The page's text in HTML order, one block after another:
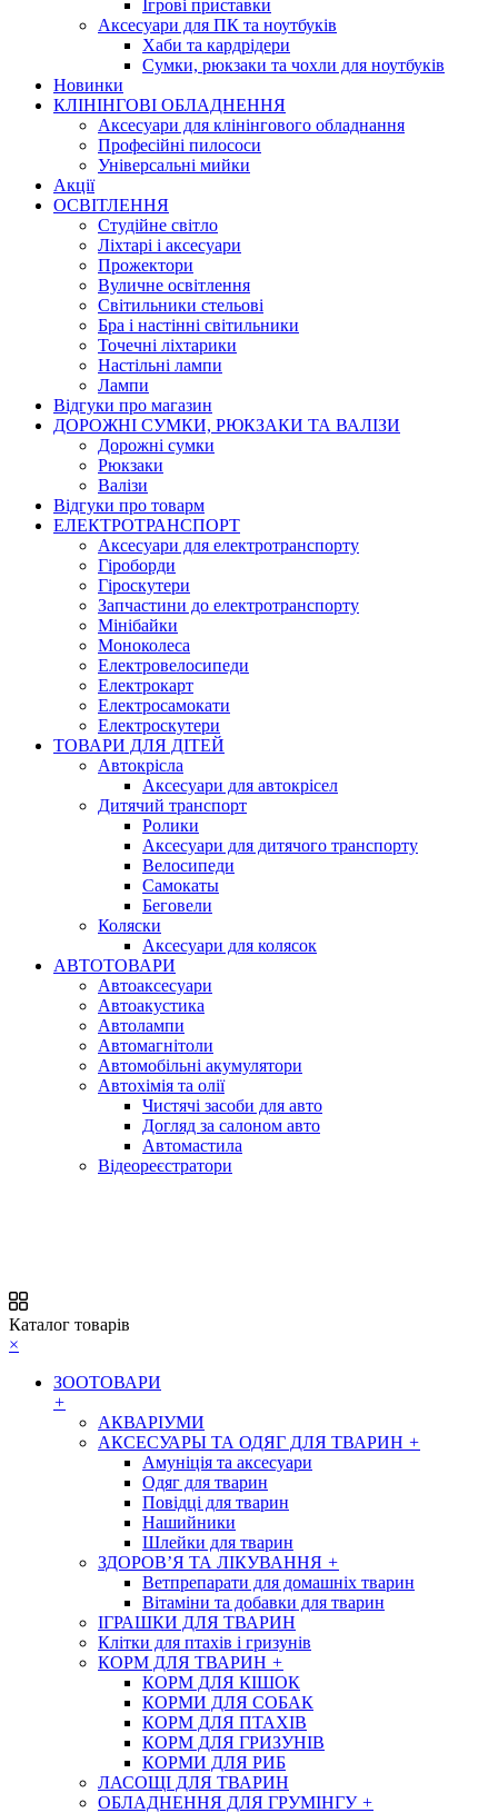
Ігрові приставки
Аксесуари для ПК та ноутбуків
Хаби та кардрідери
Сумки, рюкзаки та чохли для ноутбуків
Новинки
КЛІНІНГОВІ ОБЛАДНЕННЯ
Аксесуари для клінінгового обладнання
Професійні пилососи
Універсальні мийки
Акції
ОСВІТЛЕННЯ
Студійне світло
Ліхтарі і аксесуари
Прожектори
Вуличне освітлення
Світильники стельові
Бра і настінні світильники
Точечні ліхтарики
Настільні лампи
Лампи
Відгуки про магазин
ДОРОЖНІ СУМКИ, РЮКЗАКИ ТА ВАЛІЗИ
Дорожні сумки
Рюкзаки
Валізи
Відгуки про товарм
ЕЛЕКТРОТРАНСПОРТ
Аксесуари для електротранспорту
Гіроборди
Гіроскутери
Запчастини до електротранспорту
Мінібайки
Моноколеса
Електровелосипеди
Електрокарт
Електросамокати
Електроскутери
ТОВАРИ ДЛЯ ДІТЕЙ
Автокрісла
Аксесуари для автокрісел
Дитячий транспорт
Ролики
Аксесуари для дитячого транспорту
Велосипеди
Самокаты
Беговели
Коляски
Аксесуари для колясок
АВТОТОВАРИ
Автоаксесуари
Автоакустика
Автолампи
Автомагнітоли
Автомобільні акумулятори
Автохімія та олії
Чистячі засоби для авто
Догляд за салоном авто
Автомастила
Відеореєстратори
Каталог товарів
×
ЗООТОВАРИ
+
АКВАРІУМИ
АКСЕСУАРЫ ТА ОДЯГ ДЛЯ ТВАРИН +
Амуніція та аксесуари
Одяг для тварин
Повідці для тварин
Нашийники
Шлейки для тварин
ЗДОРОВ’Я ТА ЛІКУВАННЯ +
Ветпрепарати для домашніх тварин
Вітаміни та добавки для тварин
ІГРАШКИ ДЛЯ ТВАРИН
Клітки для птахів і гризунів
КОРМ ДЛЯ ТВАРИН +
КОРМ ДЛЯ КІШОК
КОРМИ ДЛЯ СОБАК
КОРМ ДЛЯ ПТАХІВ
КОРМ ДЛЯ ГРИЗУНІВ
КОРМИ ДЛЯ РИБ
ЛАСОЩІ ДЛЯ ТВАРИН
ОБЛАДНЕННЯ ДЛЯ ГРУМІНГУ +